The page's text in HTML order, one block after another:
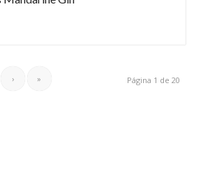
Página 1 de 20
› »